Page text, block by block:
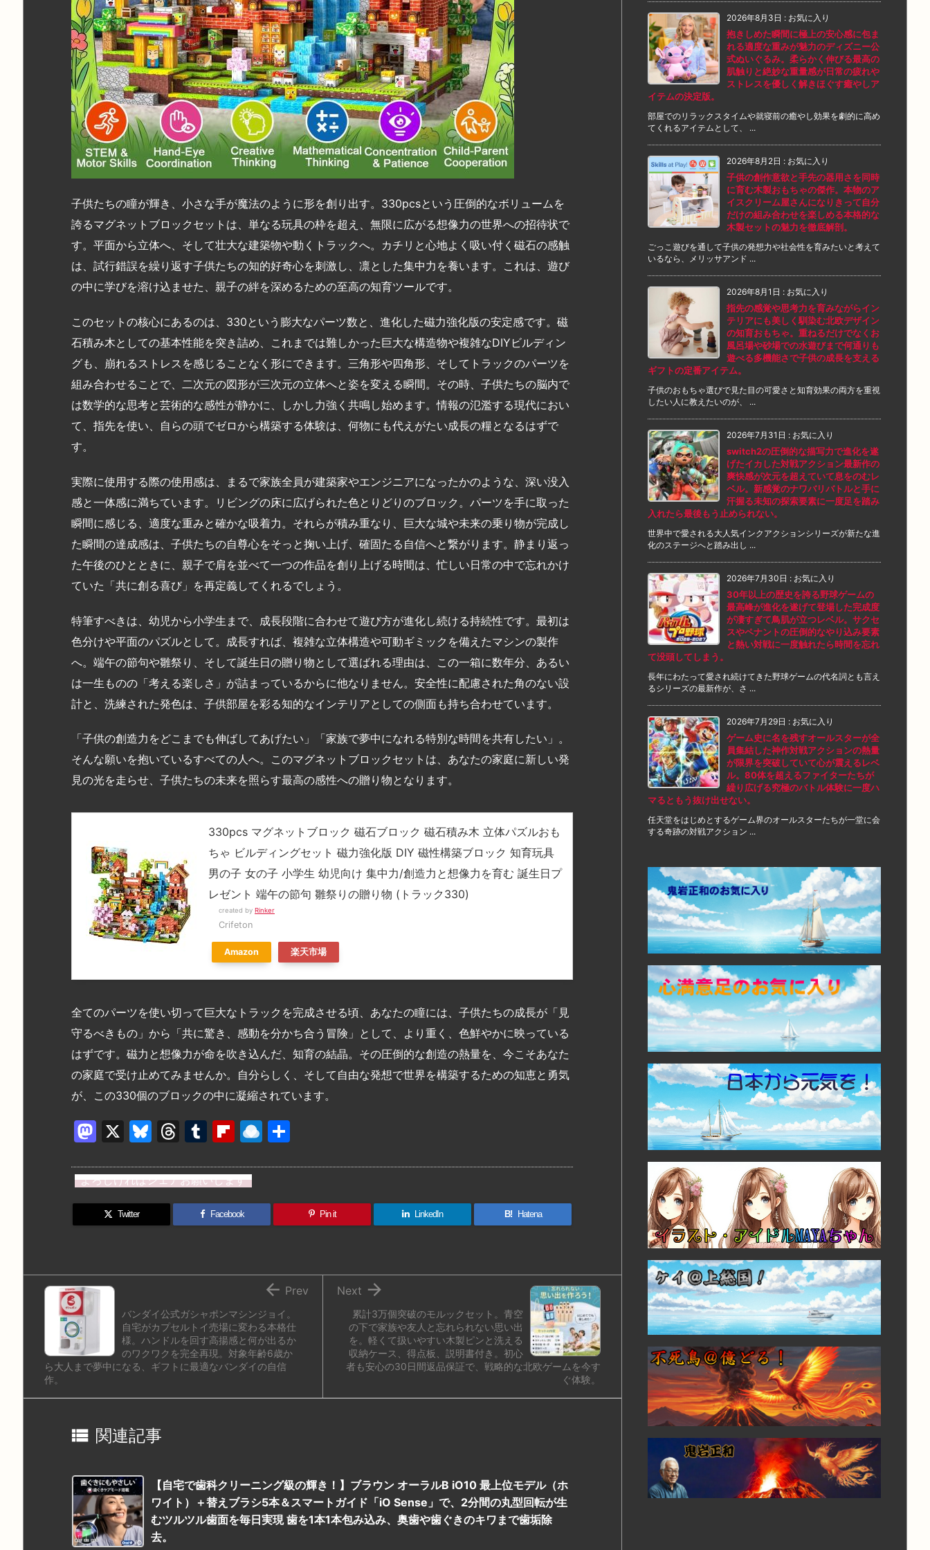
子供たちの瞳が輝き、小さな手が魔法のように形を創り出す。330pcsという圧倒的なボリュームを
誇るマグネットブロックセットは、単なる玩具の枠を超え、無限に広がる想像力の世界への招待状で
す。平面から立体へ、そして壮大な建築物や動くトラックへ。カチリと心地よく吸い付く磁石の感触
は、試行錯誤を繰り返す子供たちの知的好奇心を刺激し、凛とした集中力を養います。これは、遊び
の中に学びを溶け込ませた、親子の絆を深めるための至高の知育ツールです。
このセットの核心にあるのは、330という膨大なパーツ数と、進化した磁力強化版の安定感です。磁
石積み木としての基本性能を突き詰め、これまでは難しかった巨大な構造物や複雑なDIYビルディン
グも、崩れるストレスを感じることなく形にできます。三角形や四角形、そしてトラックのパーツを
組み合わせることで、二次元の図形が三次元の立体へと姿を変える瞬間。その時、子供たちの脳内で
は数学的な思考と芸術的な感性が静かに、しかし力強く共鳴し始めます。情報の氾濫する現代におい
て、指先を使い、自らの頭でゼロから構築する体験は、何物にも代えがたい成長の糧となるはずで
す。
実際に使用する際の使用感は、まるで家族全員が建築家やエンジニアになったかのような、深い没入
感と一体感に満ちています。リビングの床に広げられた色とりどりのブロック。パーツを手に取った
瞬間に感じる、適度な重みと確かな吸着力。それらが積み重なり、巨大な城や未来の乗り物が完成し
た瞬間の達成感は、子供たちの自尊心をそっと掬い上げ、確固たる自信へと繋がります。静まり返っ
た午後のひとときに、親子で肩を並べて一つの作品を創り上げる時間は、忙しい日常の中で忘れかけ
ていた「共に創る喜び」を再定義してくれるでしょう。
特筆すべきは、幼児から小学生まで、成長段階に合わせて遊び方が進化し続ける持続性です。最初は
色分けや平面のパズルとして。成長すれば、複雑な立体構造や可動ギミックを備えたマシンの製作
へ。端午の節句や雛祭り、そして誕生日の贈り物として選ばれる理由は、この一箱に数年分、あるい
は一生ものの「考える楽しさ」が詰まっているからに他なりません。安全性に配慮された角のない設
計と、洗練された発色は、子供部屋を彩る知的なインテリアとしての側面も持ち合わせています。
「子供の創造力をどこまでも伸ばしてあげたい」「家族で夢中になれる特別な時間を共有したい」。
そんな願いを抱いているすべての人へ。このマグネットブロックセットは、あなたの家庭に新しい発
見の光を走らせ、子供たちの未来を照らす最高の感性への贈り物となります。
330pcs マグネットブロック 磁石ブロック 磁石積み木 立体パズルおも
ちゃ ビルディングセット 磁力強化版 DIY 磁性構築ブロック 知育玩具
男の子 女の子 小学生 幼児向け 集中力/創造力と想像力を育む 誕生日プ
レゼント 端午の節句 雛祭りの贈り物 (トラック330)
created by Rinker
Crifeton
Amazon 楽天市場
全てのパーツを使い切って巨大なトラックを完成させる頃、あなたの瞳には、子供たちの成長が「見
守るべきもの」から「共に驚き、感動を分かち合う冒険」として、より重く、色鮮やかに映っている
はずです。磁力と想像力が命を吹き込んだ、知育の結晶。その圧倒的な創造の熱量を、今こそあなた
の家庭で受け止めてみませんか。自分らしく、そして自由な発想で世界を構築するための知恵と勇気
が、この330個のブロックの中に凝縮されています。
M
st
o
d
X
Bl
e
s
k
T
e
a
d
T
m
bl
r
Fl
b
o
ar
R
n
dr
o
よろしければシェアお願いします
Twitter Facebook Pin it LinkedIn B! Hatena
累計3万個突破のモルックセット。青空
の下で家族や友人と忘れられない思い出
を。軽くて扱いやすい木製ピンと洗える
収納ケース、得点板、説明書付き。初心
者も安心の30日間返品保証で、戦略的な北欧ゲームを今す
ぐ体験。

Next
バンダイ公式ガシャポンマシンジョイ。
自宅がカプセルトイ売場に変わる本格仕
様。ハンドルを回す高揚感と何が出るか
のワクワクを完全再現。対象年齢6歳か
ら大人まで夢中になる、ギフトに最適なバンダイの自信
作。
 Prev
 関連記事
【自宅で歯科クリーニング級の輝き！】ブラウン オーラルB iO10 最上位モデル（ホ
ワイト）＋替えブラシ5本＆スマートガイド「iO Sense」で、2分間の丸型回転が生
むツルツル歯面を毎日実現 歯を1本1本包み込み、奥歯や歯ぐきのキワまで歯垢除
去。
2026年8月3日 : お気に入り
抱きしめた瞬間に極上の安心感に包ま
れる適度な重みが魅力のディズニー公
式ぬいぐるみ。柔らかく伸びる最高の
肌触りと絶妙な重量感が日常の疲れや
ストレスを優しく解きほぐす癒やしア
イテムの決定版。
部屋でのリラックスタイムや就寝前の癒やし効果を劇的に高め
てくれるアイテムとして、 ...
2026年8月2日 : お気に入り
子供の創作意欲と手先の器用さを同時
に育む木製おもちゃの傑作。本物のア
イスクリーム屋さんになりきって自分
だけの組み合わせを楽しめる本格的な
木製セットの魅力を徹底解剖。
ごっこ遊びを通して子供の発想力や社会性を育みたいと考えて
いるなら、メリッサアンド ...
2026年8月1日 : お気に入り
指先の感覚や思考力を育みながらイン
テリアにも美しく馴染む北欧デザイン
の知育おもちゃ。重ねるだけでなくお
風呂場や砂場での水遊びまで何通りも
遊べる多機能さで子供の成長を支える
ギフトの定番アイテム。
子供のおもちゃ選びで見た目の可愛さと知育効果の両方を重視
したい人に教えたいのが、 ...
2026年7月31日 : お気に入り
switch2の圧倒的な描写力で進化を遂
げたイカした対戦アクション最新作の
爽快感が次元を超えていて息をのむレ
ベル。新感覚のナワバリバトルと手に
汗握る未知の探索要素に一度足を踏み
入れたら最後もう止められない。
世界中で愛される大人気インクアクションシリーズが新たな進
化のステージへと踏み出し ...
2026年7月30日 : お気に入り
30年以上の歴史を誇る野球ゲームの
最高峰が進化を遂げて登場した完成度
が凄すぎて鳥肌が立つレベル。サクセ
スやペナントの圧倒的なやり込み要素
と熱い対戦に一度触れたら時間を忘れ
て没頭してしまう。
長年にわたって愛され続けてきた野球ゲームの代名詞とも言え
るシリーズの最新作が、さ ...
2026年7月29日 : お気に入り
ゲーム史に名を残すオールスターが全
員集結した神作対戦アクションの熱量
が限界を突破していて心が震えるレベ
ル。80体を超えるファイターたちが
繰り広げる究極のバトル体験に一度ハ
マるともう抜け出せない。
任天堂をはじめとするゲーム界のオールスターたちが一堂に会
する奇跡の対戦アクション ...